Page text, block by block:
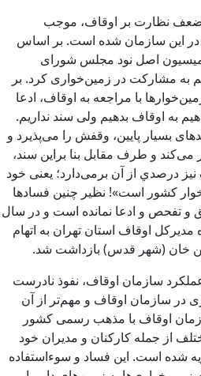
ضعف نظارت بر اوقاف، موجب
این سازمان شده است. بر اساس
ایرنا در سال 1393، کمیسیون اصل نود مجلس شورای
به مشارکت در زمین‌خواری کرد. بر
با مراجعه به اوقاف، ادعا
به اوقاف بدهيم ولی سند نداريم.
بسيار پايين، وقفش را ‌می‌پذيرد و
و طرف مقابل بنا براين سند،
درصدي از آن ‌بر‌می‌دارد؛ يعنی خود
كشور است»! نظیر چنین فسادها
و تفحص و ادعا نمانده است و در سال
مدیرکل اوقاف استان تهران به اتهام
خان (شهر قدس) بازداشت شد.
سازمان اوقاف، نفوذ نادرست
در سازمان اوقاف و مهم‌تر از آن
اوقاف با مذهب رسمی کشور
از جمله کارکنان و مدیران خود
شده است. این فساد و سوءاستفاده